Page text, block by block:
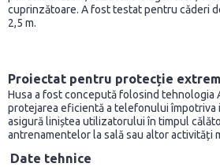
cuprinzătoare. A fost testat pentru căderi
2,5 m.
Proiectat pentru protecție
Husa a fost concepută folosind tehnologia
protejarea eficientă a telefonului împotriva
asigură liniștea utilizatorului în timpul
antrenamentelor la sală sau altor activități
Date tehnice